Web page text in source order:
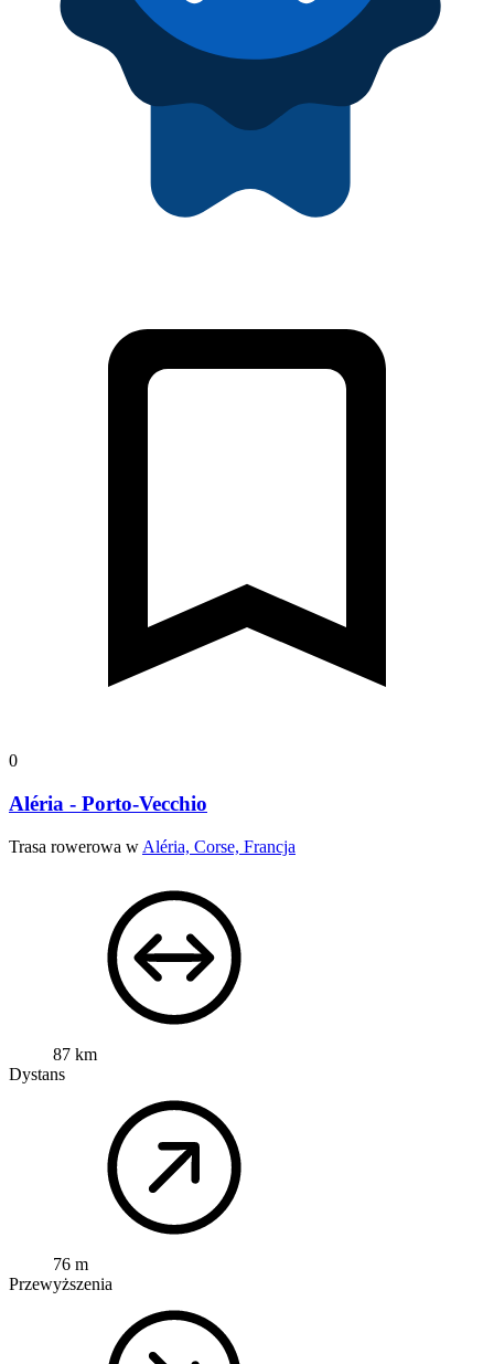
0
Aléria - Porto-Vecchio
Trasa rowerowa w Aléria, Corse, Francja
87 km
Dystans
76 m
Przewyższenia